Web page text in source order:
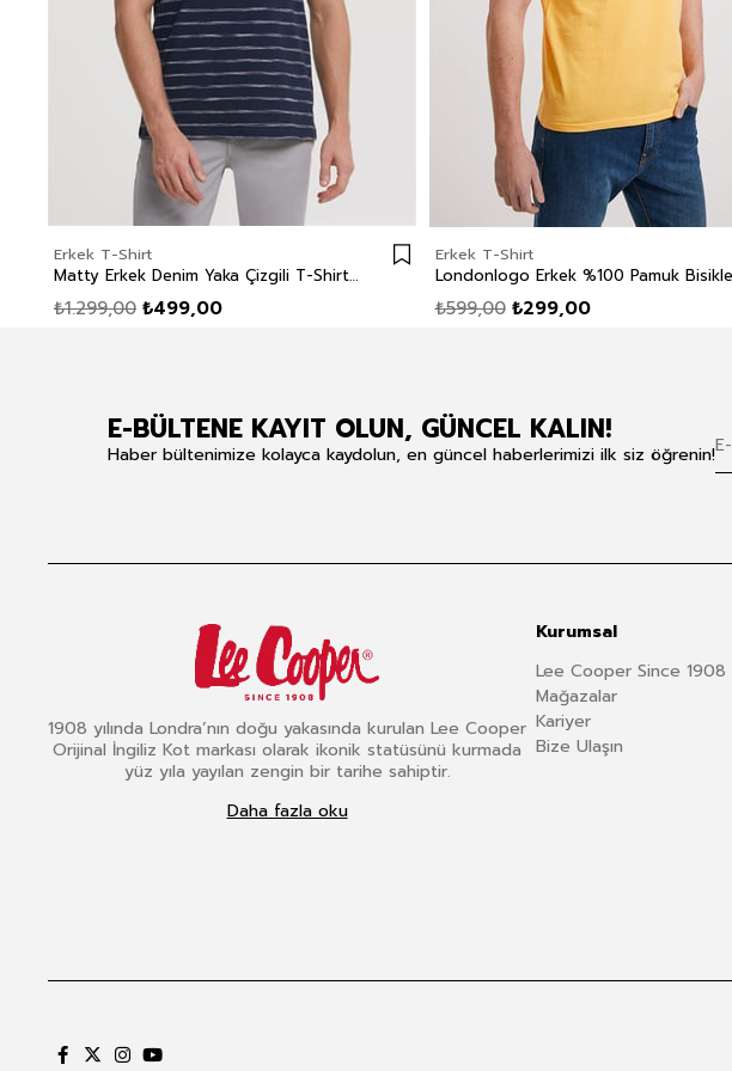
Erkek T-Shirt
Matty Erkek Denim Yaka Çizgili T-Shirt Lacivert
₺499,00
₺1.299,00
Erkek T-Shirt
₺299,00
₺599,00
E-BÜLTENE KAYIT OLUN, GÜNCEL KALIN!
Haber bültenimize kolayca kaydolun, en güncel haberlerimizi ilk siz öğrenin!
1908 yılında Londra’nın doğu yakasında kurulan Lee Cooper
Orijinal İngiliz Kot markası olarak ikonik statüsünü kurmada
yüz yıla yayılan zengin bir tarihe sahiptir.
Daha fazla oku
Kurumsal
Lee Cooper Since 1908
Mağazalar
Kariyer
Bize Ulaşın